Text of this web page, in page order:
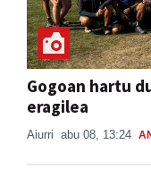
Gogoan hartu
eragilea
Aiurri abu 08, 13:24